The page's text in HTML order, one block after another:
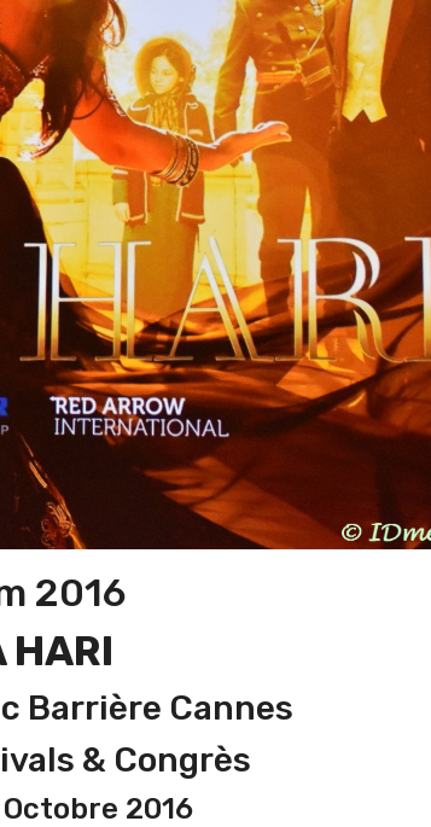
2016
HARI
Barrière Cannes
& Congrès
2016